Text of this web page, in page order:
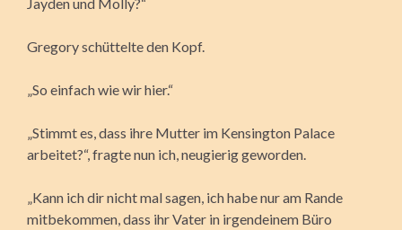
Gregory schüttelte den Kopf.
„So einfach wie wir hier.“
„Stimmt es, dass ihre Mutter im Kensington Palace
arbeitet?“, fragte nun ich, neugierig geworden.
„Kann ich dir nicht mal sagen, ich habe nur am Rande
mitbekommen, dass ihr Vater in irgendeinem Büro